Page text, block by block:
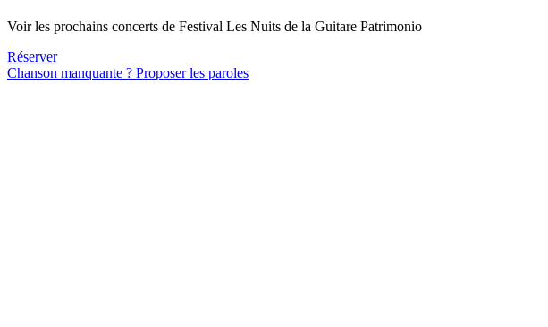
Voir les prochains concerts de Festival Les Nuits de la Guitare Patrimonio
Réserver
Chanson manquante ? Proposer les paroles